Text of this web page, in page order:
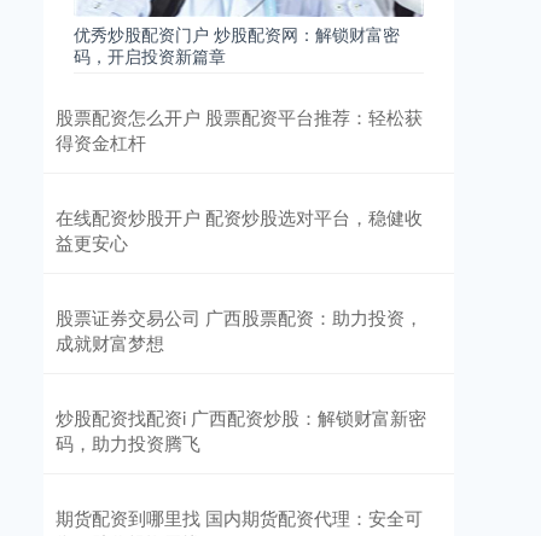
优秀炒股配资门户 炒股配资网：解锁财富密
码，开启投资新篇章
股票配资怎么开户 股票配资平台推荐：轻松获
得资金杠杆
在线配资炒股开户 配资炒股选对平台，稳健收
益更安心
股票证券交易公司 广西股票配资：助力投资，
成就财富梦想
炒股配资找配资i 广西配资炒股：解锁财富新密
码，助力投资腾飞
期货配资到哪里找 国内期货配资代理：安全可